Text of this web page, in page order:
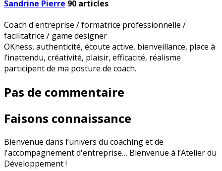
Sandrine Pierre 90 articles
Coach d'entreprise / formatrice professionnelle /
facilitatrice / game designer
OKness, authenticité, écoute active, bienveillance, place à
l’inattendu, créativité, plaisir, efficacité, réalisme
participent de ma posture de coach.
Pas de commentaire
Faisons connaissance
Bienvenue dans l’univers du coaching et de
l'accompagnement d'entreprise… Bienvenue à l’Atelier du
Développement !